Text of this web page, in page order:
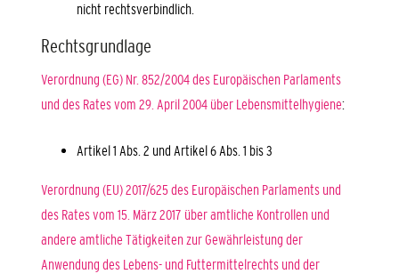
nicht rechtsverbindlich.
Rechtsgrundlage
Verordnung (EG) Nr. 852/2004 des Europäischen Parlaments
und des Rates vom 29. April 2004 über Lebensmittelhygiene:
Artikel 1 Abs. 2 und Artikel 6 Abs. 1 bis 3
Verordnung (EU) 2017/625 des Europäischen Parlaments und
des Rates vom 15. März 2017 über amtliche Kontrollen und
andere amtliche Tätigkeiten zur Gewährleistung der
Anwendung des Lebens- und Futtermittelrechts und der